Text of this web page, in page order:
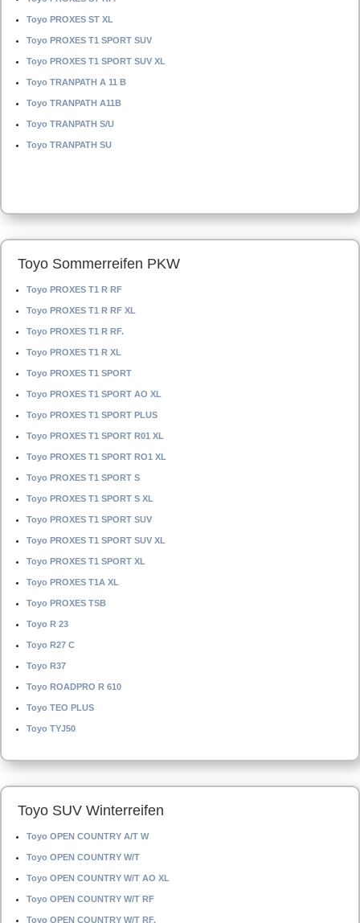
Toyo PROXES ST XL
Toyo PROXES T1 SPORT SUV
Toyo PROXES T1 SPORT SUV XL
Toyo TRANPATH A 11 B
Toyo TRANPATH A11B
Toyo TRANPATH S/U
Toyo TRANPATH SU
Toyo Sommerreifen PKW
Toyo PROXES T1 R RF
Toyo PROXES T1 R RF XL
Toyo PROXES T1 R RF.
Toyo PROXES T1 R XL
Toyo PROXES T1 SPORT
Toyo PROXES T1 SPORT AO XL
Toyo PROXES T1 SPORT PLUS
Toyo PROXES T1 SPORT R01 XL
Toyo PROXES T1 SPORT RO1 XL
Toyo PROXES T1 SPORT S
Toyo PROXES T1 SPORT S XL
Toyo PROXES T1 SPORT SUV
Toyo PROXES T1 SPORT SUV XL
Toyo PROXES T1 SPORT XL
Toyo PROXES T1A XL
Toyo PROXES TSB
Toyo R 23
Toyo R27 C
Toyo R37
Toyo ROADPRO R 610
Toyo TEO PLUS
Toyo TYJ50
Toyo SUV Winterreifen
Toyo OPEN COUNTRY A/T W
Toyo OPEN COUNTRY W/T
Toyo OPEN COUNTRY W/T AO XL
Toyo OPEN COUNTRY W/T RF
Toyo OPEN COUNTRY W/T RF.